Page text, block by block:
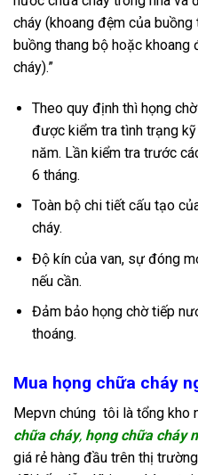
cháy (khoang đệm của
buồng thang bộ hoặc khoang
cháy).”
Theo quy định thì họng
được kiểm tra tình trạng
năm. Lần kiểm tra trước
6 tháng.
Toàn bộ chi tiết cấu tạo
cháy.
Độ kín của van, sự đóng
nếu cần.
Đảm bảo họng chờ tiếp
thoáng.
Mua họng chữa cháy
Mepvn chúng tôi là tổng kho
chữa cháy, họng chữa cháy
giá rẻ hàng đầu trên thị